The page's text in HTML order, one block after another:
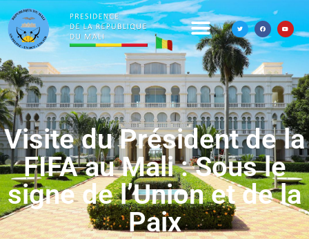
Visite du Président de la
FIFA au Mali : Sous le
signe de l’Union et de la
Paix